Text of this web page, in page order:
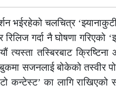
भईरहेको चलचित्र
गर्दा नै घोषणा गरिएको
तस्बिरबाट
सजनलाई बोकेको तस्वीर
का लागि राखिएको